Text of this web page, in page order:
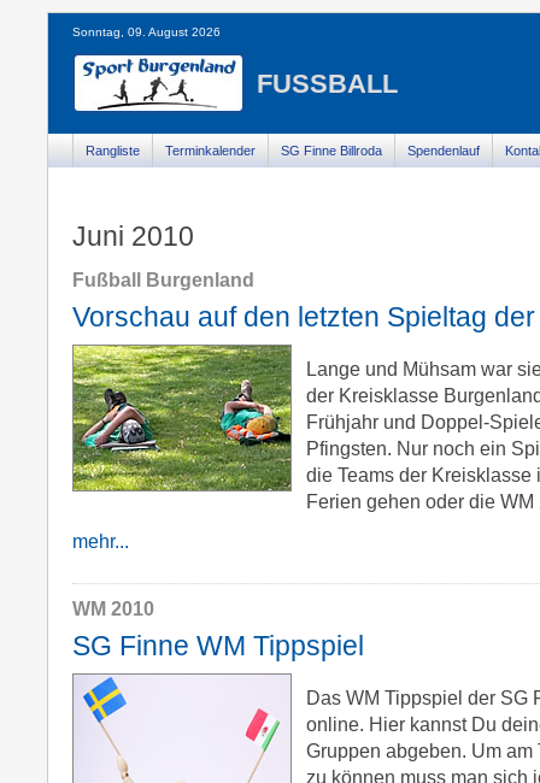
Sonntag, 09. August 2026
FUSSBALL
Rangliste Terminkalender SG Finne Billroda Spendenlauf
Juni 2010
Fußball Burgenland
Vorschau auf den letzten Spieltag
Lange und Mühsam war
der Kreisklasse
Frühjahr und Doppel-
Pfingsten. Nur noch ein
die Teams der
Ferien gehen oder die
mehr...
WM 2010
SG Finne WM Tippspiel
Das WM Tippspiel der SG
online. Hier kannst Du
Gruppen abgeben. Um
zu können muss man sich